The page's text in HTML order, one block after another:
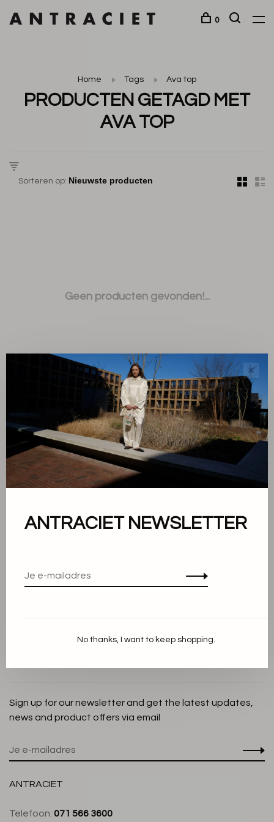
0
Home Tags Ava top
PRODUCTEN GETAGD MET
AVA TOP
Sorteren op:
Geen producten gevonden!...
Sorteren op:
Toon 1 - 0 van 0
Over ons
Cookieverklaring
Sign up for our newsletter and get the latest updates,
news and product offers via email
ANTRACIET
Telefoon: 071 566 3600
✕
ANTRACIET NEWSLETTER
No thanks, I want to keep shopping.